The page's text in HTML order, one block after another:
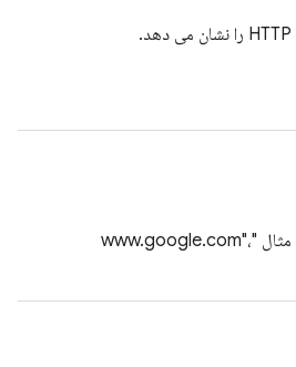
دامنه کوکی (به عنوان مثال "www.google.com"،